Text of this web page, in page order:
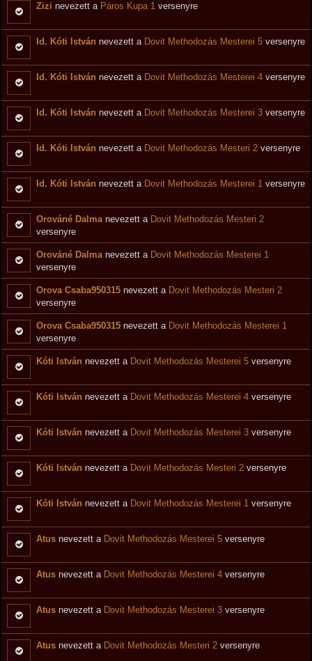
Zizi nevezett a Páros Kupa 1 versenyre
Id. Kóti István nevezett a Dovit Methodozás Mesterei 5 versenyre
Id. Kóti István nevezett a Dovit Methodozás Mesterei 4 versenyre
Id. Kóti István nevezett a Dovit Methodozás Mesterei 3 versenyre
Id. Kóti István nevezett a Dovit Methodozás Mesteri 2 versenyre
Id. Kóti István nevezett a Dovit Methodozás Mesterei 1 versenyre
Orováné Dalma nevezett a Dovit Methodozás Mesteri 2
versenyre
Orováné Dalma nevezett a Dovit Methodozás Mesterei 1
versenyre
Orova Csaba950315 nevezett a Dovit Methodozás Mesteri 2
versenyre
Orova Csaba950315 nevezett a Dovit Methodozás Mesterei 1
versenyre
Kóti István nevezett a Dovit Methodozás Mesterei 5 versenyre
Kóti István nevezett a Dovit Methodozás Mesterei 4 versenyre
Kóti István nevezett a Dovit Methodozás Mesterei 3 versenyre
Kóti István nevezett a Dovit Methodozás Mesteri 2 versenyre
Kóti István nevezett a Dovit Methodozás Mesterei 1 versenyre
Atus nevezett a Dovit Methodozás Mesterei 5 versenyre
Atus nevezett a Dovit Methodozás Mesterei 4 versenyre
Atus nevezett a Dovit Methodozás Mesterei 3 versenyre
Atus nevezett a Dovit Methodozás Mesteri 2 versenyre